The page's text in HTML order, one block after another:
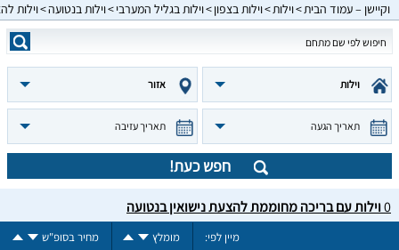
וקיישן – עמוד הבית וילות וילות בצפון וילות בגליל המערבי וילות בנטועה וילות
וילות אזור
תאריך הגעה תאריך עזיבה
חפש כעת!
0וילות עם בריכה מחוממת להצעת נישואין בנטועה
מיין לפי: מומלץ מחיר בסופ"ש